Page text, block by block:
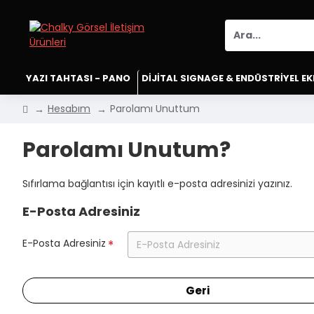
YAZI TAHTASI - PANO DİJİTAL SIGNAGE & ENDÜSTRİYEL
Hesabım Parolamı Unuttum
Parolamı Unutum?
Sıfırlama bağlantısı için kayıtlı e-posta adresinizi yazınız.
E-Posta Adresiniz
E-Posta Adresiniz
Geri